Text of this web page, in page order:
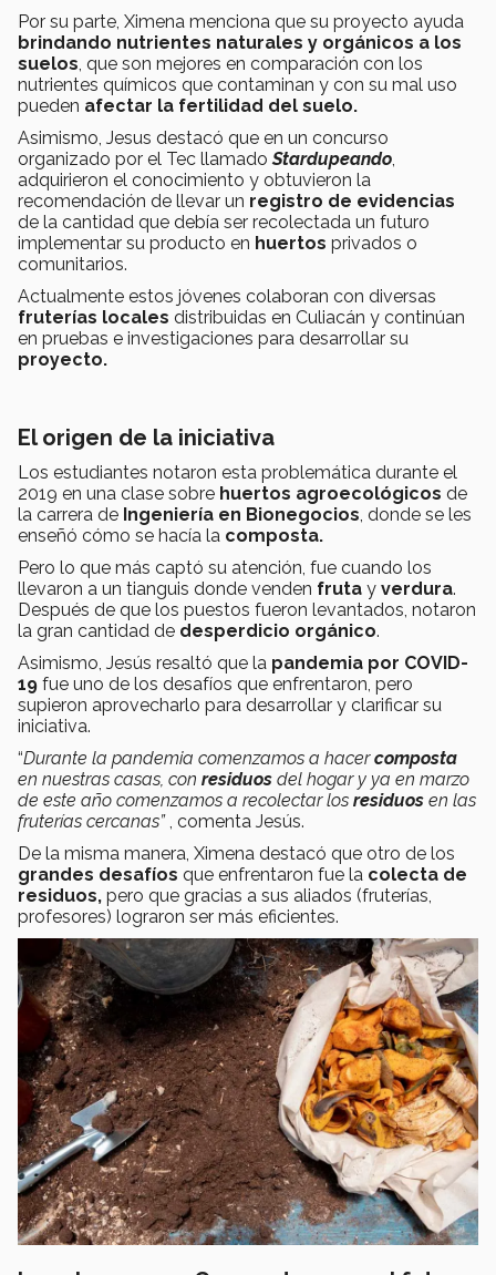
Por su parte, Ximena menciona que su proyecto ayuda
brindando nutrientes naturales y orgánicos a los
suelos, que son mejores en comparación con los
nutrientes químicos que contaminan y con su mal uso
pueden afectar la fertilidad del suelo.
Asimismo, Jesus destacó que en un concurso
organizado por el Tec llamadoStardupeando,
adquirieron el conocimiento y obtuvieron la
recomendación de llevar un registro de evidencias
de la cantidad que debía ser recolectada un futuro
implementar su producto en huertos privados o
comunitarios.
Actualmente estos jóvenes colaboran con diversas
fruterías locales distribuidas en Culiacán y continúan
en pruebas e investigaciones para desarrollar su
proyecto.
El origen de la iniciativa
Los estudiantes notaron esta problemática durante el
2019 en una clase sobre huertos agroecológicos de
la carrera de Ingeniería en Bionegocios, donde se les
enseñó cómo se hacía la composta.
Pero lo que más captó su atención, fue cuando los
llevaron a un tianguis donde venden fruta y verdura.
Después de que los puestos fueron levantados, notaron
la gran cantidad de desperdicio orgánico.
Asimismo, Jesús resaltó que la pandemia por COVID-
19 fue uno de los desafíos que enfrentaron, pero
supieron aprovecharlo para desarrollar y clarificar su
iniciativa.
“Durante la pandemia comenzamos a hacercomposta
en nuestras casas, con residuos del hogar y ya en marzo
de este año comenzamos a recolectar los residuos en las
fruterías cercanas”, comenta Jesús.
De la misma manera, Ximena destacó que otro de los
grandes desafíos que enfrentaron fue la colecta de
residuos, pero que gracias a sus aliados (fruterías,
profesores) lograron ser más eficientes.